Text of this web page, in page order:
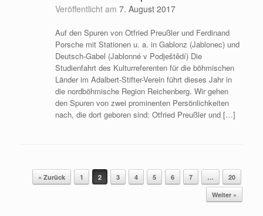
Veröffentlicht am 7. August 2017
Auf den Spuren von Otfried Preußler und Ferdinand
Porsche mit Stationen u. a. in Gablonz (Jablonec) und
Deutsch-Gabel (Jablonné v Podještědí) Die
Studienfahrt des Kulturreferenten für die böhmischen
Länder im Adalbert-Stifter-Verein führt dieses Jahr in
die nordböhmische Region Reichenberg. Wir gehen
den Spuren von zwei prominenten Persönlichkeiten
nach, die dort geboren sind: Otfried Preußler und […]
Beitragsnavigation
« Zurück 1 2 3 4 5 6 7 …
20
Weiter »